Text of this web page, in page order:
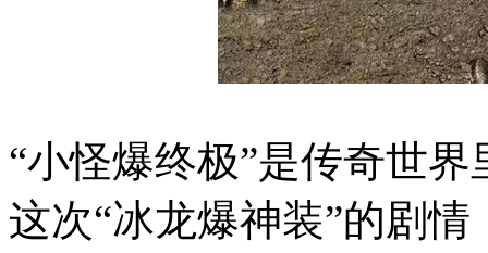
“小怪爆终极”是传奇世
这次“冰龙爆神装”的剧